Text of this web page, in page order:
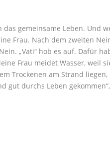
gemeinsame Leben. Und
Frau. Nach dem zweiten
„Vati“ hob es auf. Dafür
Frau meidet Wasser, weil
Trockenen am Strand liegen,
gut durchs Leben